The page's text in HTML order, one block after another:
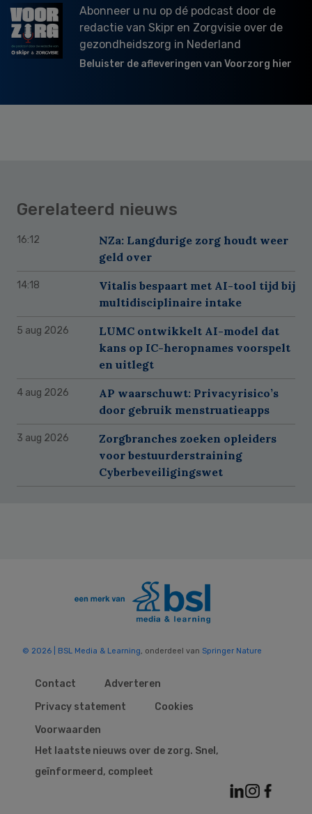
Abonneer u nu op dé podcast door de
redactie van Skipr en Zorgvisie over de
gezondheidszorg in Nederland
Beluister de afleveringen van Voorzorg hier
Gerelateerd nieuws
16:12
NZa: Langdurige zorg houdt weer
geld over
14:18
Vitalis bespaart met AI-tool tijd bij
multidisciplinaire intake
5 aug 2026
LUMC ontwikkelt AI-model dat
kans op IC-heropnames voorspelt
en uitlegt
4 aug 2026
AP waarschuwt: Privacyrisico’s
door gebruik menstruatieapps
3 aug 2026
Zorgbranches zoeken opleiders
voor bestuurderstraining
Cyberbeveiligingswet
© 2026 | BSL Media & Learning, onderdeel van Springer Nature
Contact
Adverteren
Privacy statement
Cookies
Voorwaarden
Het laatste nieuws over de zorg. Snel,
geïnformeerd, compleet